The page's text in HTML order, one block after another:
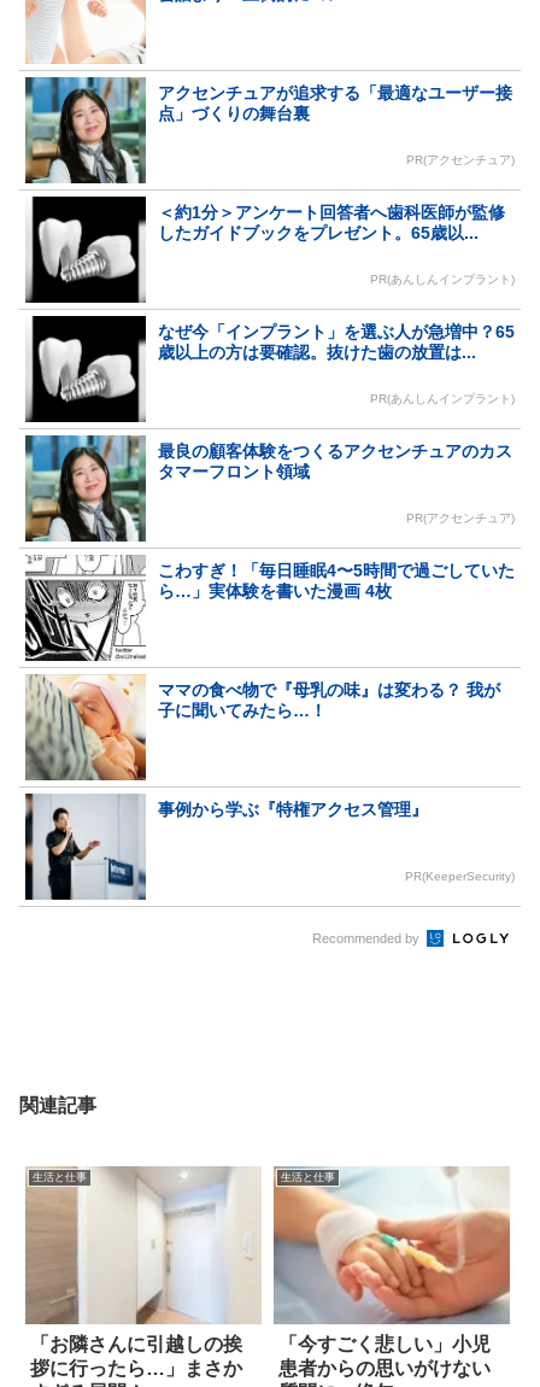
アクセンチュアが追求する「最適なユーザー接
点」づくりの舞台裏
PR(アクセンチュア)
＜約1分＞アンケート回答者へ歯科医師が監修
したガイドブックをプレゼント。65歳以...
PR(あんしんインプラント)
なぜ今「インプラント」を選ぶ人が急増中？65
歳以上の方は要確認。抜けた歯の放置は...
PR(あんしんインプラント)
最良の顧客体験をつくるアクセンチュアのカス
タマーフロント領域
PR(アクセンチュア)
こわすぎ！「毎日睡眠4〜5時間で過ごしていた
ら…」実体験を書いた漫画 4枚
ママの食べ物で『母乳の味』は変わる？ 我が
子に聞いてみたら…！
事例から学ぶ『特権アクセス管理』
PR(KeeperSecurity)
Recommended by
関連記事
生活と仕事
「お隣さんに引越しの挨
拶に行ったら…」まさか
生活と仕事
「今すごく悲しい」小児
患者からの思いがけない